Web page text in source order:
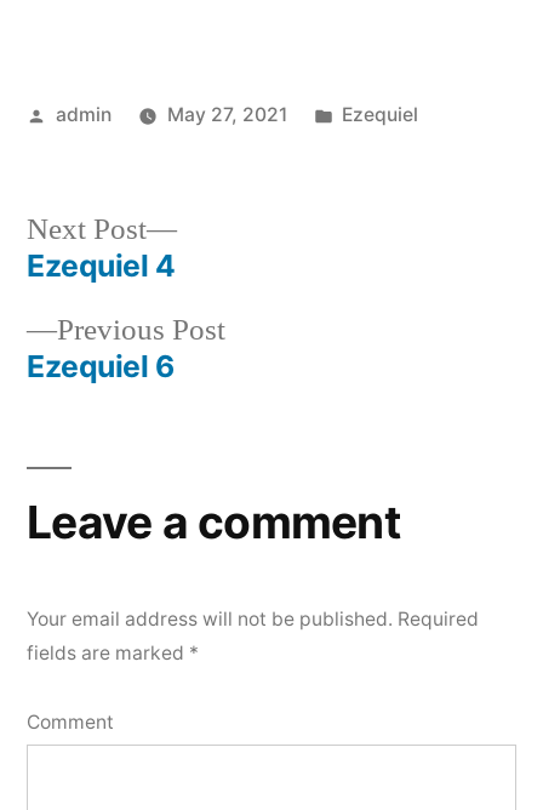
Posted
admin May 27, 2021
Posted
Ezequiel
Post
navigation
Previous PostPrevious
Ezequiel 6
Next Post
Next
Ezequiel 4
Leave a comment
Your email address will not be published. Required
fields are marked *
Comment